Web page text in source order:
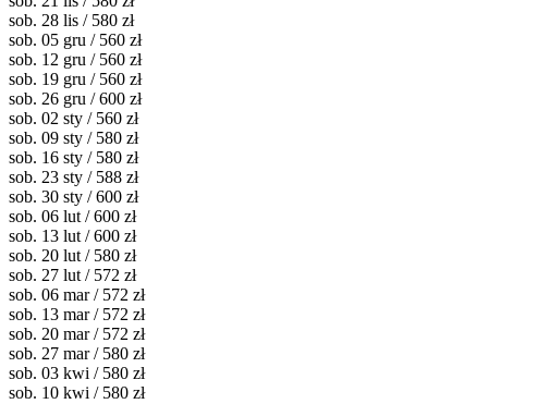
sob. 28 lis / 580 zł
sob. 05 gru / 560 zł
sob. 12 gru / 560 zł
sob. 19 gru / 560 zł
sob. 26 gru / 600 zł
sob. 02 sty / 560 zł
sob. 09 sty / 580 zł
sob. 16 sty / 580 zł
sob. 23 sty / 588 zł
sob. 30 sty / 600 zł
sob. 06 lut / 600 zł
sob. 13 lut / 600 zł
sob. 20 lut / 580 zł
sob. 27 lut / 572 zł
sob. 06 mar / 572 zł
sob. 13 mar / 572 zł
sob. 20 mar / 572 zł
sob. 27 mar / 580 zł
sob. 03 kwi / 580 zł
sob. 10 kwi / 580 zł